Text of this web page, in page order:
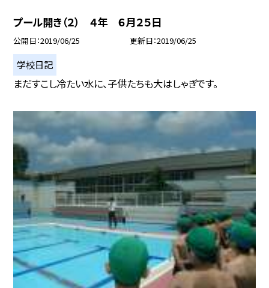
プール開き（２） ４年 ６月２５日
公開日 2019/06/25 更新日 2019/06/25
学校日記
まだすこし冷たい水に、子供たちも大はしゃぎです。